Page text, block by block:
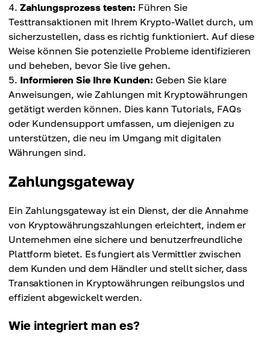
Zahlungsprozess testen: Führen Sie
Testtransaktionen mit Ihrem Krypto-Wallet durch, um
sicherzustellen, dass es richtig funktioniert. Auf diese
Weise können Sie potenzielle Probleme identifizieren
und beheben, bevor Sie live gehen.
Informieren Sie Ihre Kunden: Geben Sie klare
Anweisungen, wie Zahlungen mit Kryptowährungen
getätigt werden können. Dies kann Tutorials, FAQs
oder Kundensupport umfassen, um diejenigen zu
unterstützen, die neu im Umgang mit digitalen
Währungen sind.
Zahlungsgateway
Ein Zahlungsgateway ist ein Dienst, der die Annahme
von Kryptowährungszahlungen erleichtert, indem er
Unternehmen eine sichere und benutzerfreundliche
Plattform bietet. Es fungiert als Vermittler zwischen
dem Kunden und dem Händler und stellt sicher, dass
Transaktionen in Kryptowährungen reibungslos und
effizient abgewickelt werden.
Wie integriert man es?